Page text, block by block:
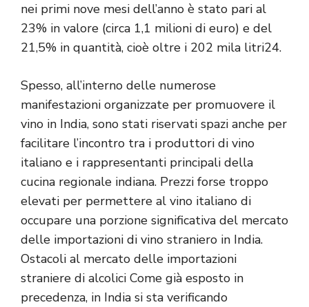
nei primi nove mesi dell’anno è stato pari al
23% in valore (circa 1,1 milioni di euro) e del
21,5% in quantità, cioè oltre i 202 mila litri24.
Spesso, all’interno delle numerose
manifestazioni organizzate per promuovere il
vino in India, sono stati riservati spazi anche per
facilitare l’incontro tra i produttori di vino
italiano e i rappresentanti principali della
cucina regionale indiana. Prezzi forse troppo
elevati per permettere al vino italiano di
occupare una porzione significativa del mercato
delle importazioni di vino straniero in India.
Ostacoli al mercato delle importazioni
straniere di alcolici Come già esposto in
precedenza, in India si sta verificando